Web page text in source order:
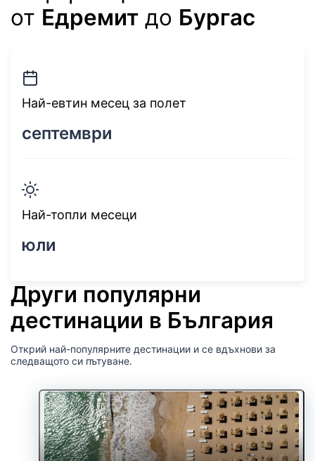
от Едремит до Бургас
Най-евтин месец за полет
септември
Най-топли месеци
юли
Други популярни
дестинации в България
Открий най-популярните дестинации и се вдъхнови за
следващото си пътуване.